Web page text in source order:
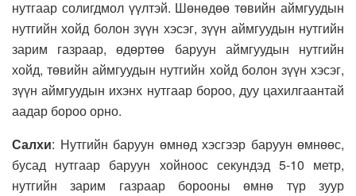
нутгаар солигдмол үүлтэй. Шөнөдөө төвийн аймгуудын
нутгийн хойд болон зүүн хэсэг, зүүн аймгуудын нутгийн
зарим газраар, өдөртөө баруун аймгуудын нутгийн
хойд, төвийн аймгуудын нутгийн хойд болон зүүн хэсэг,
зүүн аймгуудын ихэнх нутгаар бороо, дуу цахилгаантай
аадар бороо орно.
Салхи: Нутгийн баруун өмнөд хэсгээр баруун өмнөөс,
бусад нутгаар баруун хойноос секундэд 5-10 метр,
нутгийн зарим газраар борооны өмнө түр зуур